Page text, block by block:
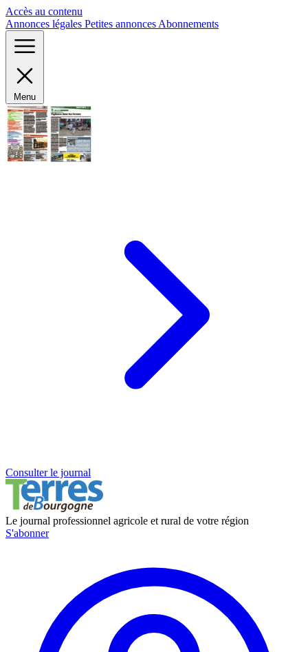
Accès au contenu
Annonces légales Petites annonces Abonnements
Menu
Consulter le journal
Le journal professionnel agricole et rural de votre région
S'abonner
Panneau de gestion des cookies